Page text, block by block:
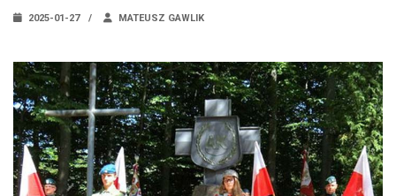
2025-01-27 MATEUSZ GAWLIK